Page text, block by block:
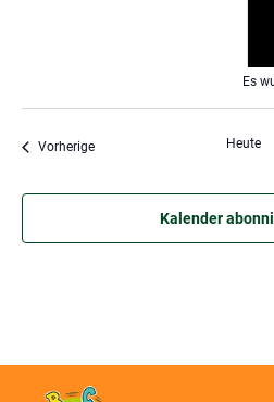
Es
VorherigeVeranstaltungen Heute
Kalender